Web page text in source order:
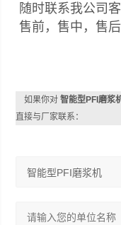
随时联系我公司
售前，售中，售后
如果你对智能型PFI磨浆
直接与厂家联系：